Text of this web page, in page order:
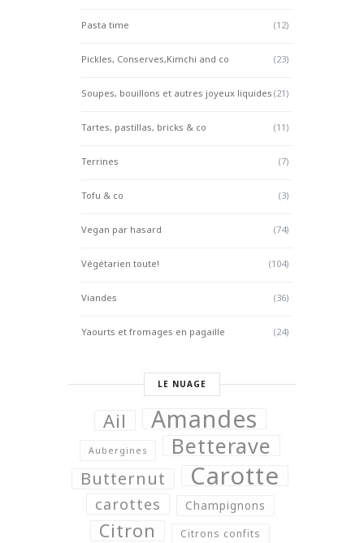
Pasta time (12)
Pickles, Conserves,Kimchi and co (23)
Soupes, bouillons et autres joyeux liquides (21)
Tartes, pastillas, bricks & co (11)
Terrines (7)
Tofu & co (3)
Vegan par hasard (74)
Végétarien toute! (104)
Viandes (36)
Yaourts et fromages en pagaille (24)
LE NUAGE
Ail Amandes
Aubergines Betterave
Butternut Carotte
carottes Champignons
Citron
Citrons confits